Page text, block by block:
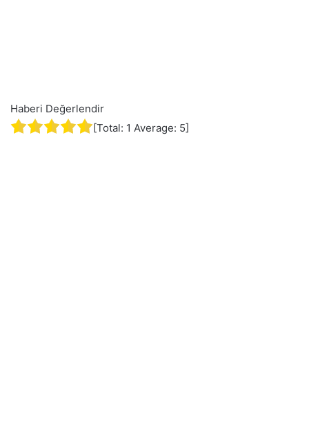
Haberi Değerlendir
[Total: 1 Average: 5]